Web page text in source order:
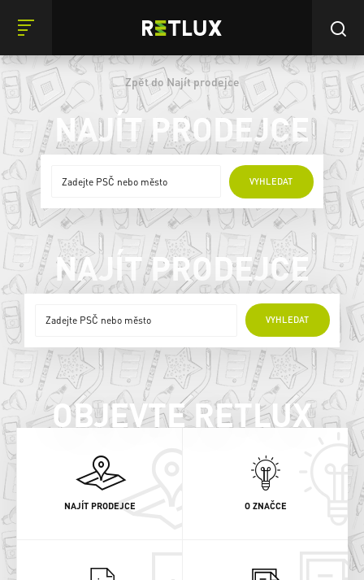
Zpět do Najít prodejce
NAJÍT PRODEJCE
VYHLEDAT
ONLINE PRODEJCI
NAJÍT PRODEJCE
VYHLEDAT
ONLINE PRODEJCI
OBJEVTE RETLUX
NAJÍT PRODEJCE O ZNAČCE